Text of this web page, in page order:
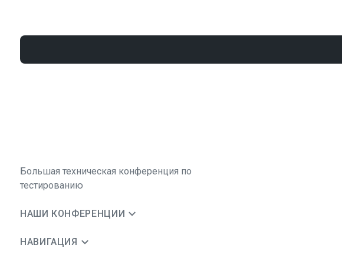
Большая техническая конференция по
тестированию
НАШИ КОНФЕРЕНЦИИ
НАВИГАЦИЯ